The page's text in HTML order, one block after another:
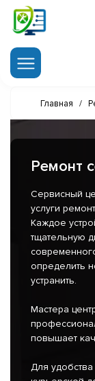
Главная /
Ремонт
Сервисный
услуги
Каждое
тщательную
определить
устранить.
Мастера
повышает
Для удобства